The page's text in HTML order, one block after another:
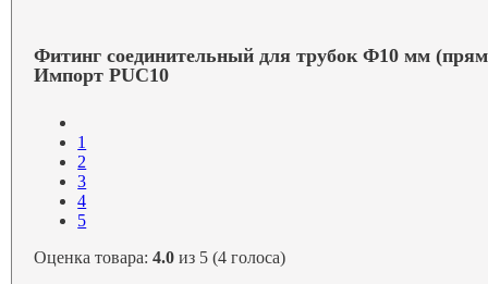
Фитинг соединительный для трубок Ф10 мм
Импорт PUC10
1
2
3
4
5
Оценка товара:4.0 из 5 (4 голоса)